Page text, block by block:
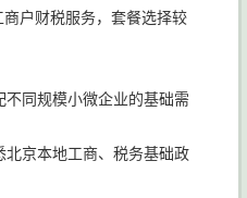
户财税服务，套餐选择较
同规模小微企业的基础需
京本地工商、税务基础政